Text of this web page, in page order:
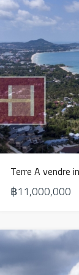
Terre A vendre
฿11,000,000